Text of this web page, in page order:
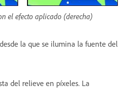
el efecto aplicado (derecha)
la que se ilumina la fuente del
del relieve en píxeles. La